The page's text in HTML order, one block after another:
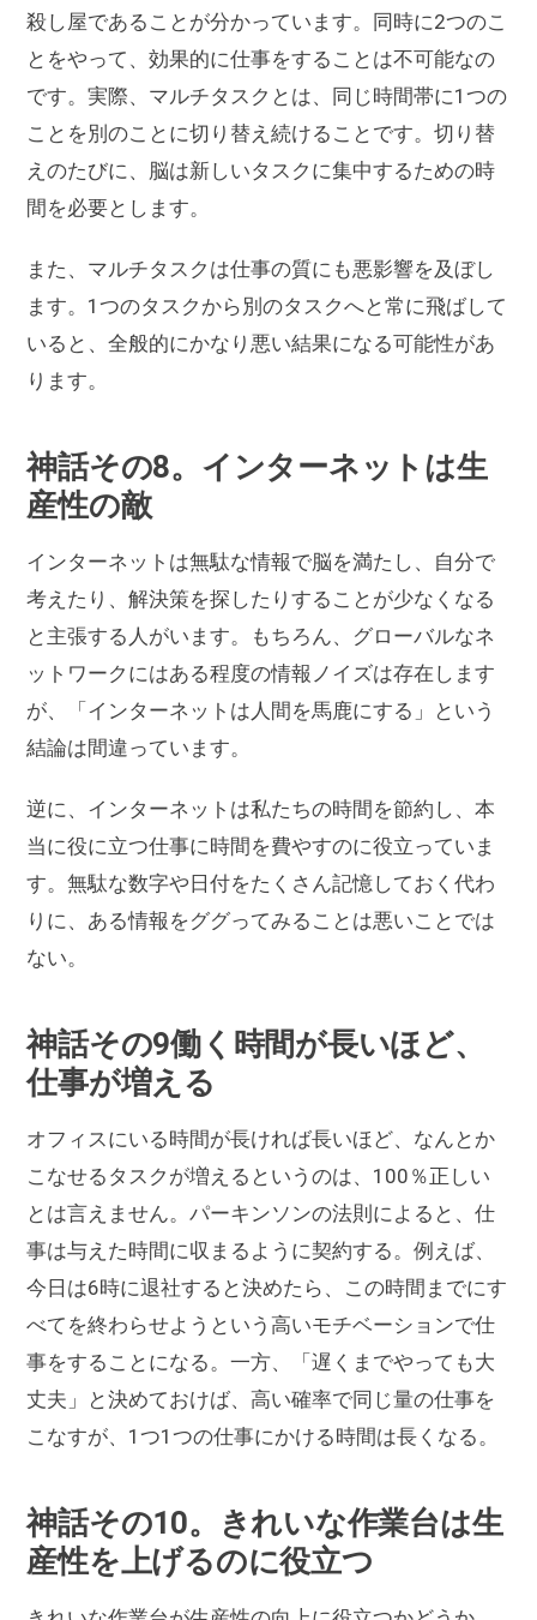
殺し屋であることが分かっています。同時に2つのこ
とをやって、効果的に仕事をすることは不可能なの
です。実際、マルチタスクとは、同じ時間帯に1つの
ことを別のことに切り替え続けることです。切り替
えのたびに、脳は新しいタスクに集中するための時
間を必要とします。
また、マルチタスクは仕事の質にも悪影響を及ぼし
ます。1つのタスクから別のタスクへと常に飛ばして
いると、全般的にかなり悪い結果になる可能性があ
ります。
神話その8。インターネットは生
産性の敵
インターネットは無駄な情報で脳を満たし、自分で
考えたり、解決策を探したりすることが少なくなる
と主張する人がいます。もちろん、グローバルなネ
ットワークにはある程度の情報ノイズは存在します
が、「インターネットは人間を馬鹿にする」という
結論は間違っています。
逆に、インターネットは私たちの時間を節約し、本
当に役に立つ仕事に時間を費やすのに役立っていま
す。無駄な数字や日付をたくさん記憶しておく代わ
りに、ある情報をググってみることは悪いことでは
ない。
神話その9働く時間が長いほど、
仕事が増える
オフィスにいる時間が長ければ長いほど、なんとか
こなせるタスクが増えるというのは、100％正しい
とは言えません。パーキンソンの法則によると、仕
事は与えた時間に収まるように契約する。例えば、
今日は6時に退社すると決めたら、この時間までにす
べてを終わらせようという高いモチベーションで仕
事をすることになる。一方、「遅くまでやっても大
丈夫」と決めておけば、高い確率で同じ量の仕事を
こなすが、1つ1つの仕事にかける時間は長くなる。
神話その10。きれいな作業台は生
産性を上げるのに役立つ